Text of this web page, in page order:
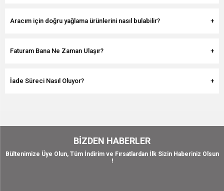
Aracım için doğru yağlama ürünlerini nasıl bulabilir?
Faturam Bana Ne Zaman Ulaşır?
İade Süreci Nasıl Oluyor?
BIZDEN HABERLER
Bültenimize Üye Olun, Tüm İndirim ve Fırsatlardan İlk Sizin Haberiniz Olsun
!